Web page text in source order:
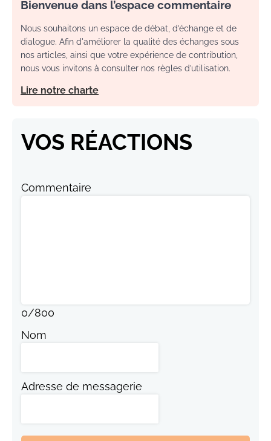
Bienvenue dans l’espace commentaire
Nous souhaitons un espace de débat, d’échange et de
dialogue. Afin d'améliorer la qualité des échanges sous
nos articles, ainsi que votre expérience de contribution,
nous vous invitons à consulter nos règles d’utilisation.
Lire notre charte
VOS RÉACTIONS
Commentaire
0/800
Nom
Adresse de messagerie